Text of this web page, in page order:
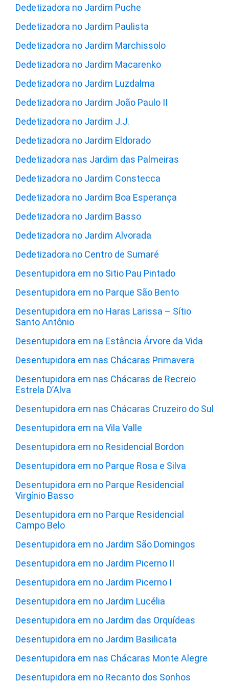
Dedetizadora no Jardim Puche
Dedetizadora no Jardim Paulista
Dedetizadora no Jardim Marchissolo
Dedetizadora no Jardim Macarenko
Dedetizadora no Jardim Luzdalma
Dedetizadora no Jardim João Paulo II
Dedetizadora no Jardim J.J.
Dedetizadora no Jardim Eldorado
Dedetizadora nas Jardim das Palmeiras
Dedetizadora no Jardim Constecca
Dedetizadora no Jardim Boa Esperança
Dedetizadora no Jardim Basso
Dedetizadora no Jardim Alvorada
Dedetizadora no Centro de Sumaré
Desentupidora em no Sitio Pau Pintado
Desentupidora em no Parque São Bento
Desentupidora em no Haras Larissa – Sítio
Santo Antônio
Desentupidora em na Estância Árvore da Vida
Desentupidora em nas Chácaras Primavera
Desentupidora em nas Chácaras de Recreio
Estrela D’Alva
Desentupidora em nas Chácaras Cruzeiro do Sul
Desentupidora em na Vila Valle
Desentupidora em no Residencial Bordon
Desentupidora em no Parque Rosa e Silva
Desentupidora em no Parque Residencial
Virgínio Basso
Desentupidora em no Parque Residencial
Campo Belo
Desentupidora em no Jardim São Domingos
Desentupidora em no Jardim Picerno II
Desentupidora em no Jardim Picerno I
Desentupidora em no Jardim Lucélia
Desentupidora em no Jardim das Orquídeas
Desentupidora em no Jardim Basilicata
Desentupidora em nas Chácaras Monte Alegre
Desentupidora em no Recanto dos Sonhos